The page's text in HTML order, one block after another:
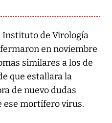
Instituto de Virología
en noviembre
similares a los de
que estallara la
de nuevo dudas
ese mortífero virus.